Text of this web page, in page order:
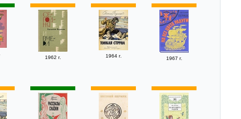
1962 г. 1964 г. 1967 г.